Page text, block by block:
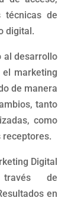
de
digital.
al desarrollo
marketing
de manera
tanto
como
receptores.
Digital
de
en